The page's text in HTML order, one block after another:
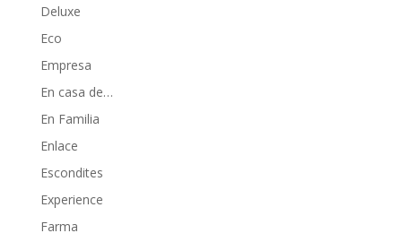
Deluxe
Eco
Empresa
En casa de…
En Familia
Enlace
Escondites
Experience
Farma